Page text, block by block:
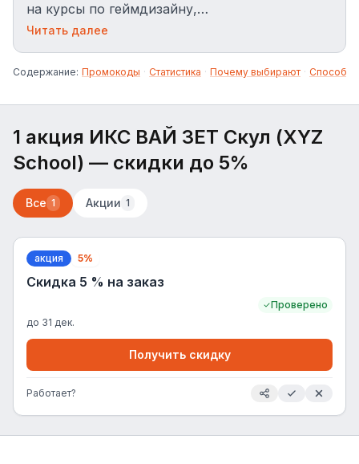
на курсы по геймдизайну,
программированию, 3D-моделированию и
другим направлениям.
Читать далее
Содержание: Промокоды · Статистика · Почему выбирают · Способы
1 акция ИКС ВАЙ ЗЕТ Скул (XYZ
School) — скидки до 5%
Все 1 Акции 1
акция 5%
Скидка 5 % на заказ
Проверено
до 31 дек.
Получить скидку
Работает?